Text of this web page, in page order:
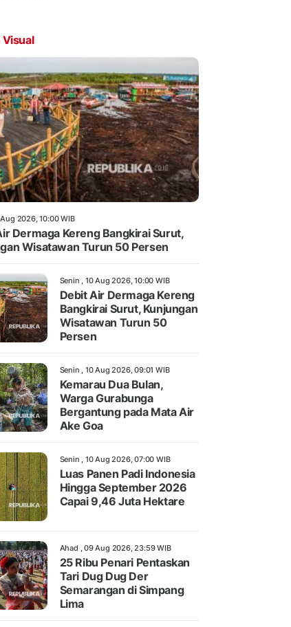
2026, 10:00 WIB
Dermaga Kereng Bangkirai Surut,
Wisatawan Turun 50 Persen
Senin , 10 Aug 2026, 10:00 WIB
Debit Air Dermaga Kereng
Bangkirai Surut, Kunjungan
Wisatawan Turun 50
Persen
Senin , 10 Aug 2026, 09:01 WIB
Kemarau Dua Bulan,
Warga Gurabunga
Bergantung pada Mata Air
Ake Goa
Senin , 10 Aug 2026, 07:00 WIB
Luas Panen Padi Indonesia
Hingga September 2026
Capai 9,46 Juta Hektare
Ahad , 09 Aug 2026, 23:59 WIB
25 Ribu Penari Pentaskan
Tari Dug Dug Der
Semarangan di Simpang
Lima